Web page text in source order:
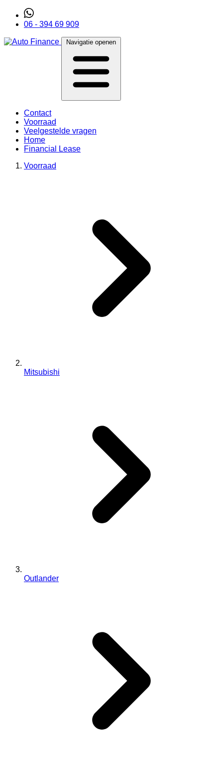
06 - 394 69 909
Navigatie openen
Contact
Voorraad
Veelgestelde vragen
Home
Financial Lease
Voorraad
Mitsubishi
Outlander